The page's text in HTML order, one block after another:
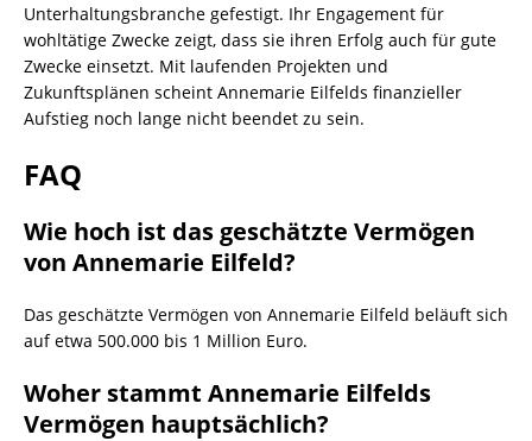
Unterhaltungsbranche gefestigt. Ihr Engagement für
wohltätige Zwecke zeigt, dass sie ihren Erfolg auch für gute
Zwecke einsetzt. Mit laufenden Projekten und
Zukunftsplänen scheint Annemarie Eilfelds finanzieller
Aufstieg noch lange nicht beendet zu sein.
FAQ
Wie hoch ist das geschätzte Vermögen
von Annemarie Eilfeld?
Das geschätzte Vermögen von Annemarie Eilfeld beläuft sich
auf etwa 500.000 bis 1 Million Euro.
Woher stammt Annemarie Eilfelds
Vermögen hauptsächlich?